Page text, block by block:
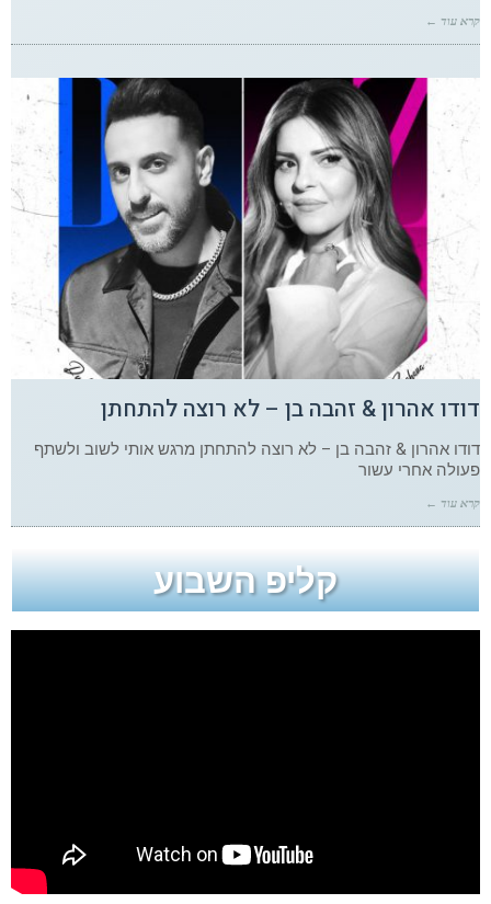
קרא עוד ←
דודו אהרון & זהבה בן – לא רוצה להתחתן
דודו אהרון & זהבה בן – לא רוצה להתחתן מרגש אותי לשוב ולשתף
פעולה אחרי עשור
קרא עוד ←
קליפ השבוע